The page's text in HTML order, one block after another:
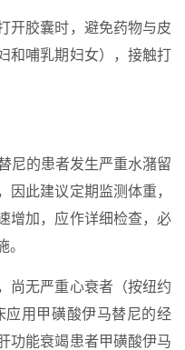
胶囊时，避免药物与皮
和哺乳期妇女），接触打
的患者发生严重水潴留
因此建议定期监测体重，
增加，应作详细检查，必
。
无严重心衰者（按纽约
用甲磺酸伊马替尼的经
功能衰竭患者甲磺酸伊马